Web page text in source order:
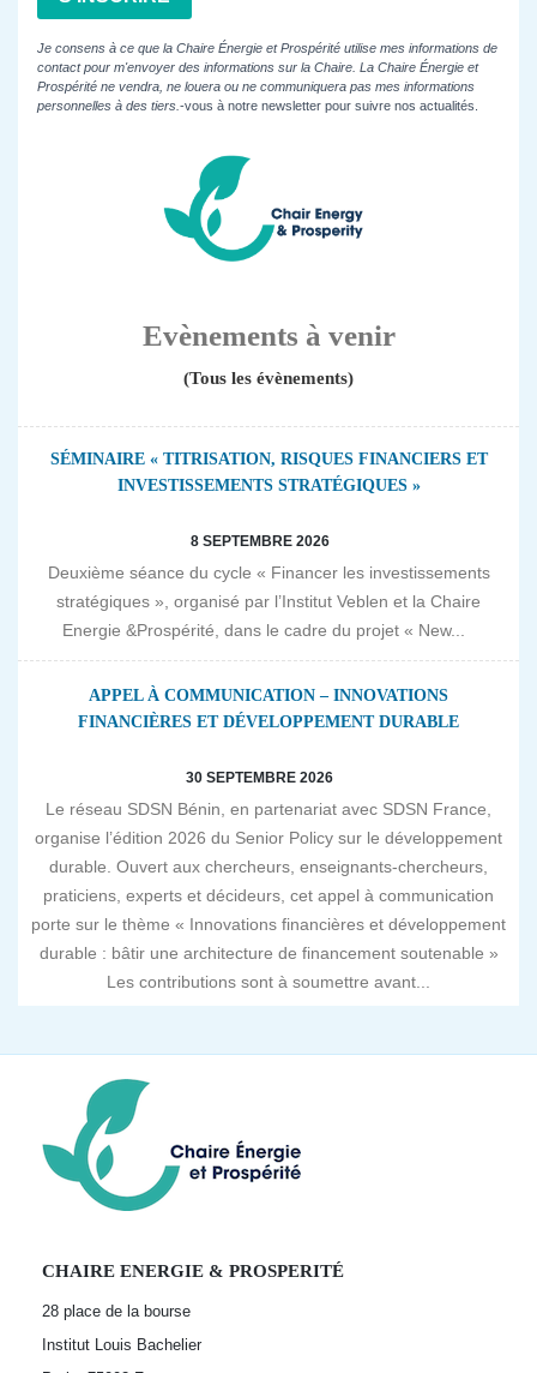
Je consens à ce que la Chaire Énergie et Prospérité utilise mes informations de
contact pour m'envoyer des informations sur la Chaire. La Chaire Énergie et
Prospérité ne vendra, ne louera ou ne communiquera pas mes informations
personnelles à des tiers. -vous à notre newsletter pour suivre nos actualités.
Evènements à venir
(Tous les évènements)
SÉMINAIRE « TITRISATION, RISQUES FINANCIERS ET
INVESTISSEMENTS STRATÉGIQUES »
8 SEPTEMBRE 2026
Deuxième séance du cycle « Financer les investissements
stratégiques », organisé par l’Institut Veblen et la Chaire
Energie &Prospérité, dans le cadre du projet « New...
APPEL À COMMUNICATION – INNOVATIONS
FINANCIÈRES ET DÉVELOPPEMENT DURABLE
30 SEPTEMBRE 2026
Le réseau SDSN Bénin, en partenariat avec SDSN France,
organise l’édition 2026 du Senior Policy sur le développement
durable. Ouvert aux chercheurs, enseignants-chercheurs,
praticiens, experts et décideurs, cet appel à communication
porte sur le thème « Innovations financières et développement
durable : bâtir une architecture de financement soutenable »
Les contributions sont à soumettre avant...
CHAIRE ENERGIE & PROSPERITÉ
28 place de la bourse
Institut Louis Bachelier